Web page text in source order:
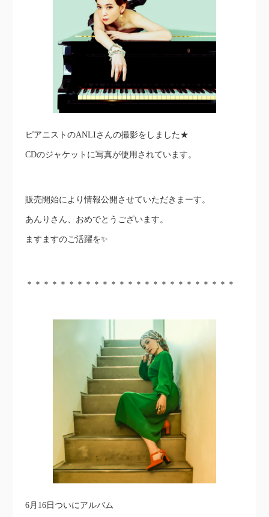
ピアニストのANLIさんの撮影をしました★
CDのジャケットに写真が使用されています。
販売開始により情報公開させていただきまーす。
あんりさん、おめでとうございます。
ますますのご活躍を✨
＊＊＊＊＊＊＊＊＊＊＊＊＊＊＊＊＊＊＊＊＊＊＊＊＊
6月16日ついにアルバム